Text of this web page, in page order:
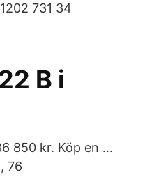
731 34
B i
850 kr. Köp en …
76